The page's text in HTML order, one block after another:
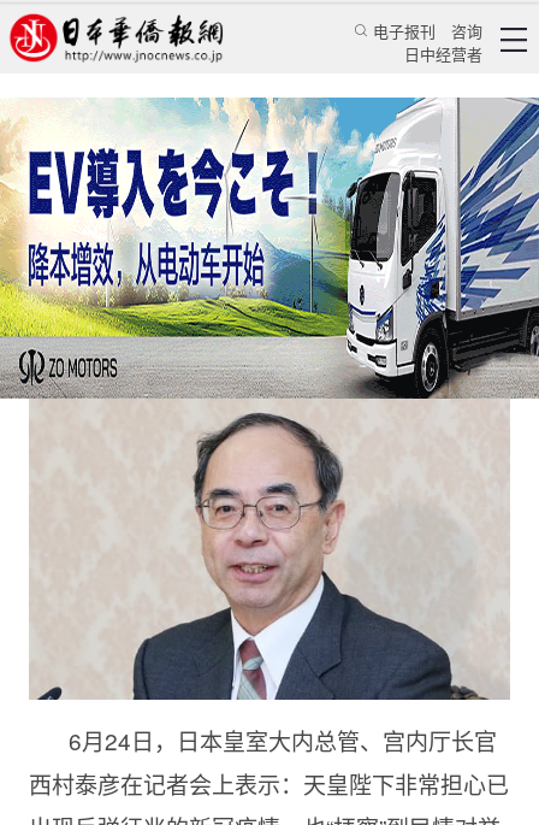
电子报刊
咨询
日中经营者
宫内厅长官传递天皇忧虑奥运是假传圣旨？
万景路 专栏 坐景谈天★万景路
日本华侨报网 2021/6/29 10:13:15
6月24日，日本皇室大内总管、宫内厅长官
西村泰彦在记者会上表示：天皇陛下非常担心已